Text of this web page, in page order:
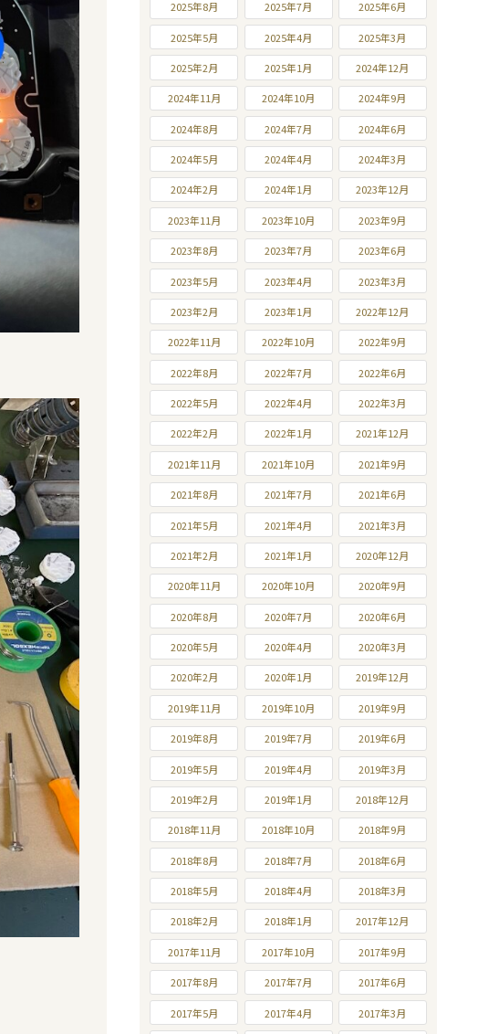
2025年8月 2025年7月 2025年6月
2025年5月 2025年4月 2025年3月
2025年2月 2025年1月 2024年12月
2024年11月 2024年10月 2024年9月
2024年8月 2024年7月 2024年6月
2024年5月 2024年4月 2024年3月
2024年2月 2024年1月 2023年12月
2023年11月 2023年10月 2023年9月
2023年8月 2023年7月 2023年6月
2023年5月 2023年4月 2023年3月
2023年2月 2023年1月 2022年12月
2022年11月 2022年10月 2022年9月
2022年8月 2022年7月 2022年6月
2022年5月 2022年4月 2022年3月
2022年2月 2022年1月 2021年12月
2021年11月 2021年10月 2021年9月
2021年8月 2021年7月 2021年6月
2021年5月 2021年4月 2021年3月
2021年2月 2021年1月 2020年12月
2020年11月 2020年10月 2020年9月
2020年8月 2020年7月 2020年6月
2020年5月 2020年4月 2020年3月
2020年2月 2020年1月 2019年12月
2019年11月 2019年10月 2019年9月
2019年8月 2019年7月 2019年6月
2019年5月 2019年4月 2019年3月
2019年2月 2019年1月 2018年12月
2018年11月 2018年10月 2018年9月
2018年8月 2018年7月 2018年6月
2018年5月 2018年4月 2018年3月
2018年2月 2018年1月 2017年12月
2017年11月 2017年10月 2017年9月
2017年8月 2017年7月 2017年6月
2017年5月 2017年4月 2017年3月